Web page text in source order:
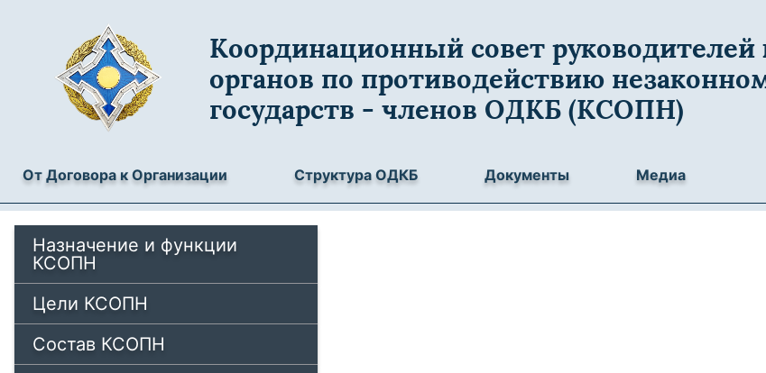
Координационный совет
органов по противодействию
государств - членов ОДКБ (КСОПН)
От Договора к Организации Структура ОДКБ Документы Медиа
Назначение и функции
КСОПН
Цели КСОПН
Состав КСОПН